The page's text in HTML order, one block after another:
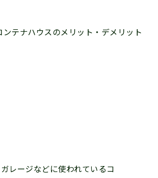
テナハウスのメリット・デメリット
レージなどに使われているコ